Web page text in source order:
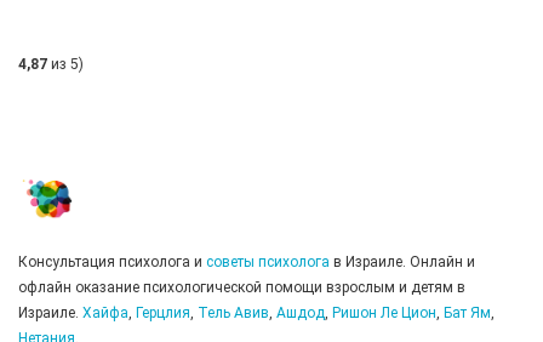
4,87 из 5)
Консультация психолога и советы психолога в Израиле. Онлайн и
офлайн оказание психологической помощи взрослым и детям в
Израиле. Хайфа, Герцлия, Тель Авив, Ашдод, Ришон Ле Цион, Бат Ям,
Нетания.